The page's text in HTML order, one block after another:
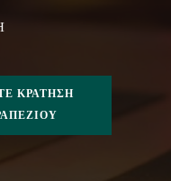
ΚΡΆΤΗΣΗ